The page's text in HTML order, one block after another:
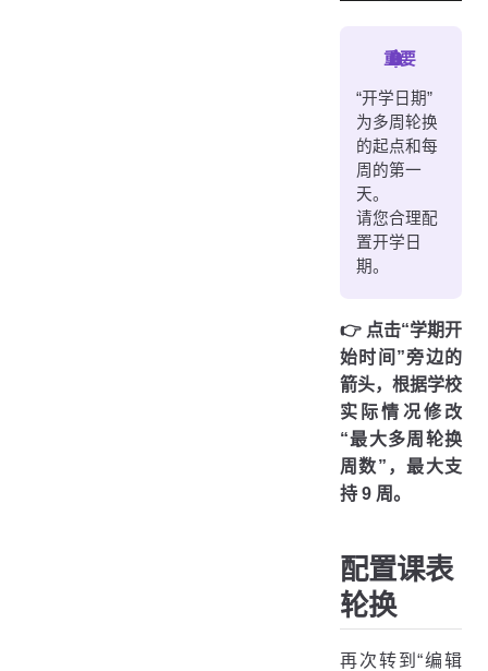
重要
“开学日期”
为多周轮换
的起点和每
周的第一
天。
请您合理配
置开学日
期。
👉️ 点击“学期开
始时间”旁边的
箭头，根据学校
实际情况修改
“最大多周轮换
周数”，最大支
持 9 周。
配置课表
轮换
再次转到“编辑